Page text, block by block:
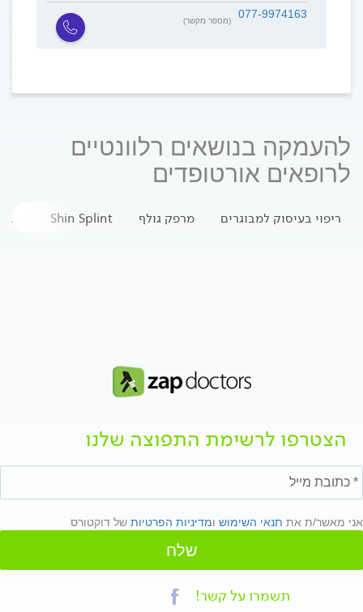
077-9974163
(מספר מקשר)
להעמקה בנושאים רלוונטיים
לרופאים אורטופדים
ריפוי בעיסוק למבוגרים מרפק גולף Shin Splint
הצטרפו לרשימת התפוצה שלנו
אני מאשר/ת את תנאי השימוש ומדיניות הפרטיות של דוקטורס
שלח
תשמרו על קשר!